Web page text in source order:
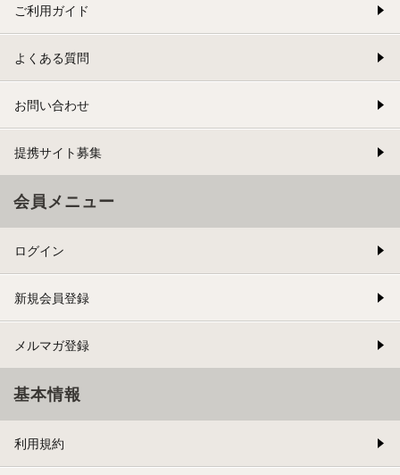
ご利用ガイド
よくある質問
お問い合わせ
提携サイト募集
会員メニュー
ログイン
新規会員登録
メルマガ登録
基本情報
利用規約